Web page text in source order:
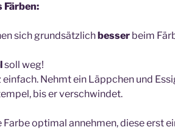
Färben:
sich grundsätzlich besser beim
soll weg!
Nehmt ein Läppchen und
bis er verschwindet.
Farbe optimal annehmen, diese erst